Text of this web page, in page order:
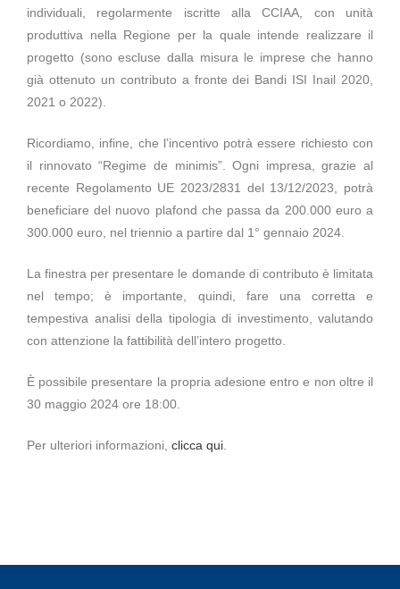
individuali, regolarmente iscritte alla CCIAA, con unità
produttiva nella Regione per la quale intende realizzare il
progetto (sono escluse dalla misura le imprese che hanno
già ottenuto un contributo a fronte dei Bandi ISI Inail 2020,
2021 o 2022).
Ricordiamo, infine, che l’incentivo potrà essere richiesto con
il rinnovato “Regime de minimis”. Ogni impresa, grazie al
recente Regolamento UE 2023/2831 del 13/12/2023, potrà
beneficiare del nuovo plafond che passa da 200.000 euro a
300.000 euro, nel triennio a partire dal 1° gennaio 2024.
La finestra per presentare le domande di contributo è limitata
nel tempo; è importante, quindi, fare una corretta e
tempestiva analisi della tipologia di investimento, valutando
con attenzione la fattibilità dell’intero progetto.
È possibile presentare la propria adesione entro e non oltre il
30 maggio 2024 ore 18:00.
Per ulteriori informazioni, clicca qui